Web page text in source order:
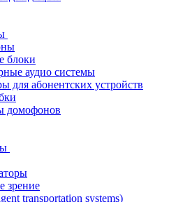
блоки
аудио системы
для абонентских устройств
домофонов
зрение
transportation systems)